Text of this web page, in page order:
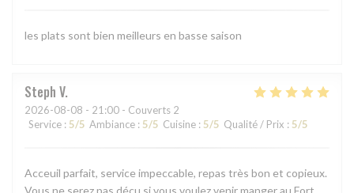
les plats sont bien meilleurs en basse saison
Steph V
2026-08-08 - 21:00 - Couverts 2
Service : 5/5 Ambiance : 5/5 Cuisine : 5/5 Qualité / Prix : 5/5
Acceuil parfait, service impeccable, repas très bon et copieux.
Vous ne serez pas déçu si vous voulez venir manger au Fort